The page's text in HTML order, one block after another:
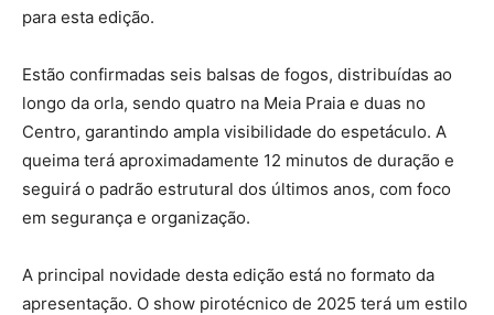
para esta edição.
Estão confirmadas seis balsas de fogos, distribuídas ao
longo da orla, sendo quatro na Meia Praia e duas no
Centro, garantindo ampla visibilidade do espetáculo. A
queima terá aproximadamente 12 minutos de duração e
seguirá o padrão estrutural dos últimos anos, com foco
em segurança e organização.
A principal novidade desta edição está no formato da
apresentação. O show pirotécnico de 2025 terá um estilo